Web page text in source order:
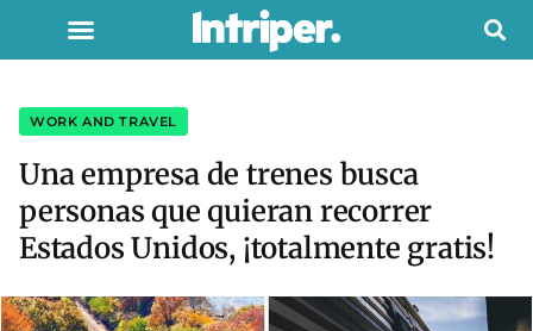
WORK AND TRAVEL
Una empresa de trenes busca
personas que quieran recorrer
Estados Unidos, ¡totalmente gratis!